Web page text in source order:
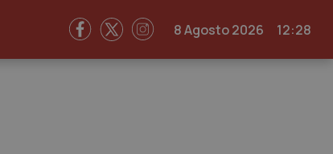
8 Agosto 2026 12:28